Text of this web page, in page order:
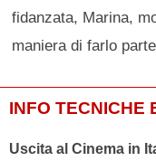
fidanzata, Marina,
maniera di farlo
INFO TECNICHE
Uscita al Cinema in